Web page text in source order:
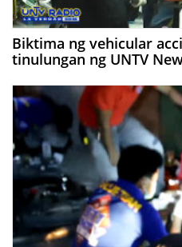
Biktima ng vehicular
tinulungan ng UNTV